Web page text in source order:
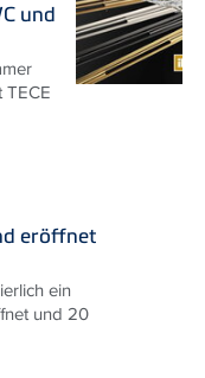
und
eröffnet
ein
und 20